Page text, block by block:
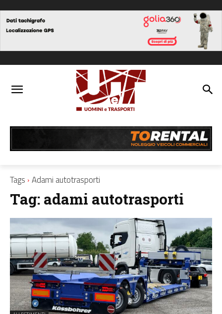
Tags Adami autotrasporti
Tag: adami autotrasporti